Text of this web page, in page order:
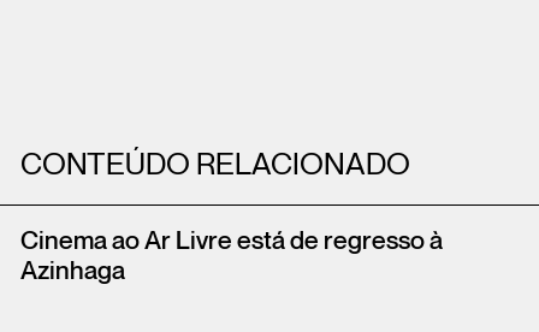
CONTEÚDO RELACIONADO
Cinema ao Ar Livre está de regresso à
Azinhaga